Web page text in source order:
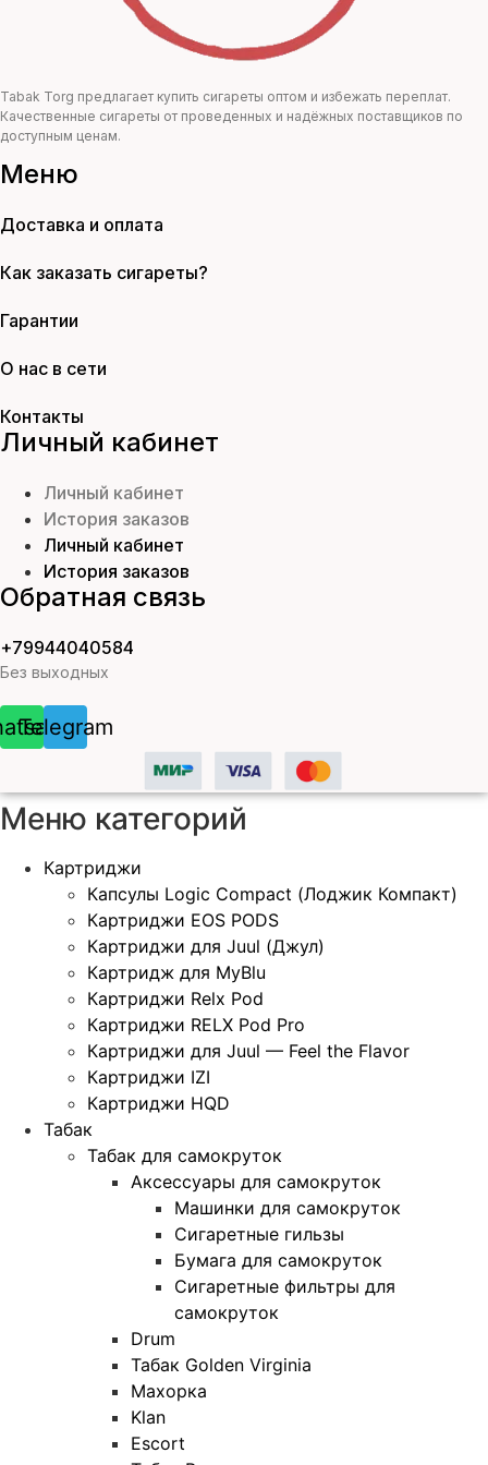
Tabak Torg предлагает купить сигареты оптом и избежать переплат.
Качественные сигареты от проведенных и надёжных поставщиков по
доступным ценам.
Меню
Доставка и оплата
Как заказать сигареты?
Гарантии
О нас в сети
Контакты
Личный кабинет
Личный кабинет
История заказов
Личный кабинет
История заказов
Обратная связь
+79944040584
Без выходных
Telegram
Меню категорий
Картриджи
Капсулы Logic Compact (Лоджик Компакт)
Картриджи EOS PODS
Картриджи для Juul (Джул)
Картридж для MyBlu
Картриджи Relx Pod
Картриджи RELX Pod Pro
Картриджи для Juul — Feel the Flavor
Картриджи IZI
Картриджи HQD
Табак
Табак для самокруток
Аксессуары для самокруток
Машинки для самокруток
Сигаретные гильзы
Бумага для самокруток
Сигаретные фильтры для
самокруток
Drum
Табак Golden Virginia
Махорка
Klan
Escort